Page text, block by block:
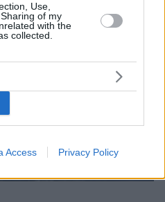
Use,
of my
with the
collected.
Access Privacy Policy
Loaded: